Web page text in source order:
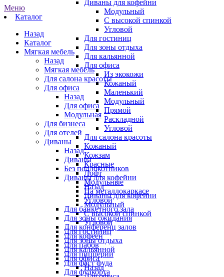
Диваны для кофейни
Модульный
С высокой спинкой
Угловой
Для гостиниц
Для зоны отдыха
Для кальянной
Для офиса
Из экокожи
Кожаный
Маленький
Модульный
Прямой
Раскладной
Угловой
Для салона красоты
Кожаный
Кожзам
Красные
Лофт
Модульные
На металлокаркасе
Угловой
Для банкетного зала
Для зоны ожидания
Для конференц залов
Для кофеен
Для пабов
Для пиццерии
Для фаст фуда
Для фудкорта
Меню
Каталог
Назад
Каталог
Мягкая мебель
Назад
Мягкая мебель
Для салона красоты
Для офиса
Назад
Для офиса
Модульная
Для бизнеса
Для отелей
Диваны
Назад
Диваны
Без подлокотников
Диваны для кофейни
Назад
Диваны для кофейни
Модульный
С высокой спинкой
Угловой
Для гостиниц
Для зоны отдыха
Для кальянной
Для офиса
Назад